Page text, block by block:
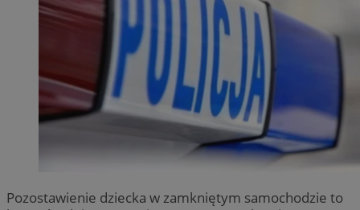
Pozostawienie dziecka w zamkniętym samochodzie to